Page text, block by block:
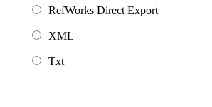
RefWorks Direct Export
XML
Txt